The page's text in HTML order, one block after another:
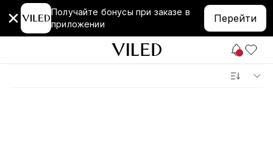
Получайте бонусы при заказе в
приложении
Перейти